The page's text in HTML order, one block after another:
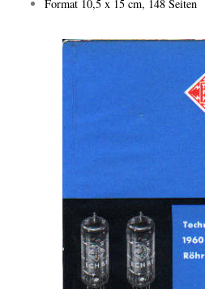
Format 10,5 x 15 cm, 148 Seiten